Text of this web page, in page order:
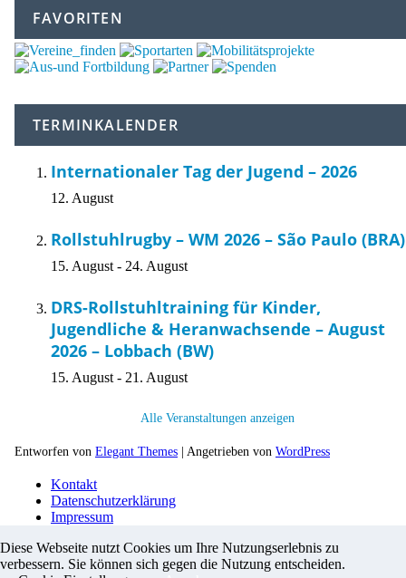
FAVORITEN
TERMINKALENDER
Internationaler Tag der Jugend – 2026
12. August
Rollstuhlrugby – WM 2026 – São Paulo (BRA)
15. August - 24. August
DRS-Rollstuhltraining für Kinder,
Jugendliche & Heranwachsende – August
2026 – Lobbach (BW)
15. August - 21. August
Alle Veranstaltungen anzeigen
Entworfen von Elegant Themes | Angetrieben von WordPress
Kontakt
Datenschutzerklärung
Impressum
Diese Webseite nutzt Cookies um Ihre Nutzungserlebnis zu
verbessern. Sie können sich gegen die Nutzung entscheiden.